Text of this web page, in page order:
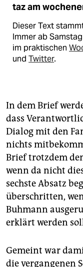
taz am
Dieser Text
Immer ab
im praktischen
und Twitter.
In dem Brief
dass
Dialog mit den
nichts
Brief trotzdem
wenn da nicht
sechste Absatz
überschritten,
Buhmann
erklärt werden
Gemeint war
die vergangenen